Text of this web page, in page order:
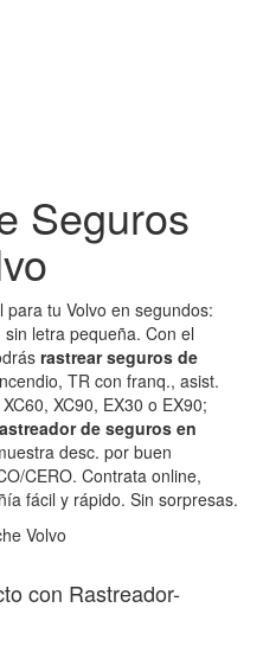
Seguros
tu Volvo en segundos:
letra pequeña. Con el
rastrear seguros de
TR con franq., asist.
XC90, EX30 o EX90;
de seguros en
desc. por buen
CERO. Contrata online,
fácil y rápido. Sin sorpresas.
con Rastreador-